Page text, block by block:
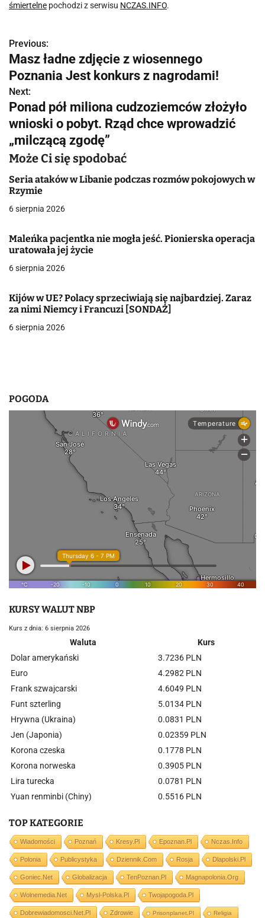
śmiertelne pochodzi z serwisu NCZAS.INFO.
N
a
w
i
g
a
c
j
w
p
i
s
Previous:
Masz ładne zdjęcie z wiosennego
Poznania Jest konkurs z nagrodami!
Next:
Ponad pół miliona cudzoziemców złożyło
wnioski o pobyt. Rząd chce wprowadzić
„milczącą zgodę”
Może Ci się spodobać
Seria ataków w Libanie podczas rozmów pokojowych w
Rzymie
6 sierpnia 2026
Maleńka pacjentka nie mogła jeść. Pionierska operacja
uratowała jej życie
6 sierpnia 2026
Kijów w UE? Polacy sprzeciwiają się najbardziej. Zaraz
za nimi Niemcy i Francuzi [SONDAŻ]
6 sierpnia 2026
POGODA
KURSY WALUT NBP
Kurs z dnia: 6 sierpnia 2026
Waluta
Kurs
Dolar amerykański
3.7236 PLN
Euro
4.2982 PLN
Frank szwajcarski
4.6049 PLN
Funt szterling
5.0134 PLN
Hrywna (Ukraina)
0.0831 PLN
Jen (Japonia)
0.02359 PLN
Korona czeska
0.1778 PLN
Korona norweska
0.3905 PLN
Lira turecka
0.0781 PLN
Yuan renminbi (Chiny)
0.5516 PLN
TOP KATEGORIE
Wiadomości Poznań Kresy.pl Epoznan.pl Nczas.info
Polonia Publicystyka Dziennik.com Rosja Dlapolski.pl
Goniec.net Globalizacja TenPoznan.pl Magnapolonia.org
Wolnemedia.net Mysl-Polska.pl Twojapogoda.pl
Dobrewiadomosci.net.pl Zdrowie Prisonplanet.pl Religia